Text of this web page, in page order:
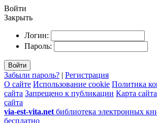
Войти
Закрыть
Логин:
Пароль:
Войти
Забыли пароль? | Регистрация
О сайте Использование cookie Политика
сайта Запрещено к публикации Карта сайта
сайта
via-est-vita.net библиотека электронных
бесплатно